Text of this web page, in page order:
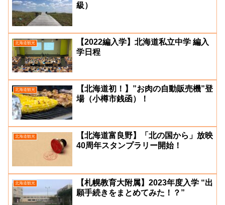
級）
北海道観光
【2022編入学】北海道私立中学 編入
学日程
北海道観光
【北海道初！】”お肉の自動販売機”登
場（小樽市銭函）！
北海道観光
【北海道富良野】「北の国から」放映
40周年スタンプラリー開始！
北海道観光
【札幌教育大附属】2023年度入学 “出
願手続きをまとめてみた！？”